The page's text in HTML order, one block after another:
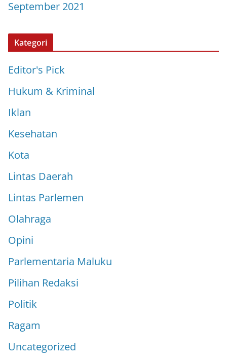
September 2021
Kategori
Editor's Pick
Hukum & Kriminal
Iklan
Kesehatan
Kota
Lintas Daerah
Lintas Parlemen
Olahraga
Opini
Parlementaria Maluku
Pilihan Redaksi
Politik
Ragam
Uncategorized